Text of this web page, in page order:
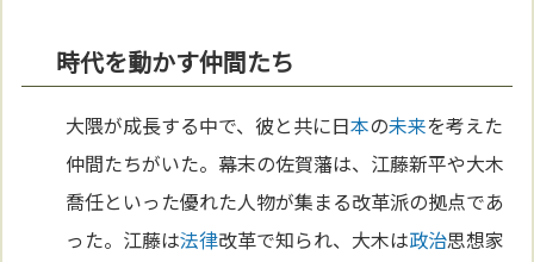
時代を動かす仲間たち
大隈が成長する中で、彼と共に日本の未来を考えた
仲間たちがいた。幕末の佐賀藩は、江藤新平や大木
喬任といった優れた人物が集まる改革派の拠点であ
った。江藤は法律改革で知られ、大木は政治思想家